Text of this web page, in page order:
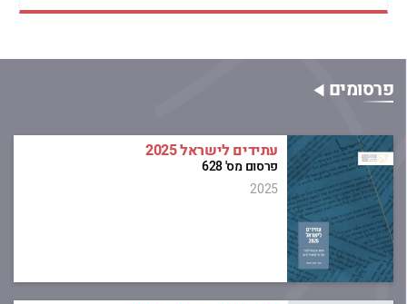
פרסומים
עתידים לישראל 2025
פרסום מס' 628
2025